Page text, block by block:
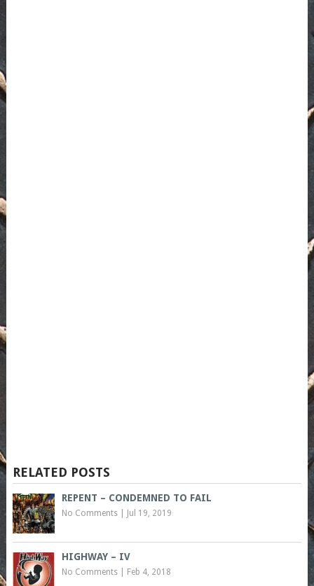
RELATED POSTS
REPENT – CONDEMNED TO FAIL
No Comments| Jul 19, 2019
HIGHWAY – IV
No Comments| Feb 4, 2018